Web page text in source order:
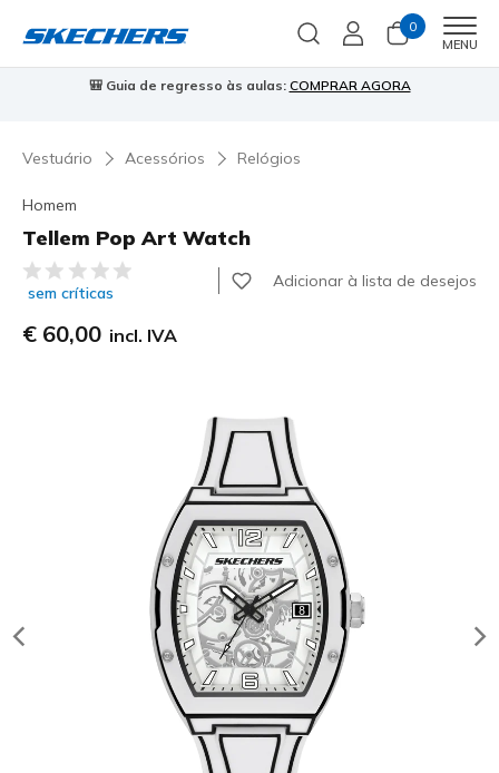
0
MENU
🎒 Guia de regresso às aulas: COMPRAR AGORA
Vestuário Acessórios Relógios
Homem
Tellem Pop Art Watch
3$7 de 5 – Classificação do cliente
sem críticas
Adicionar à lista de desejos
€ 60,00 incl. IVA